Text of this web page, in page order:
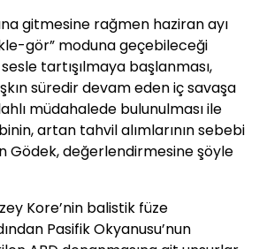
gitmesine rağmen haziran ayı
gör” moduna geçebileceği
tartışılmaya başlanması,
süredir devam eden iç savaşa
müdahalede bulunulması ile
artan tahvil alımlarının sebebi
Gödek, değerlendirmesine şöyle
Kore’nin balistik füze
Pasifik Okyanusu’nun